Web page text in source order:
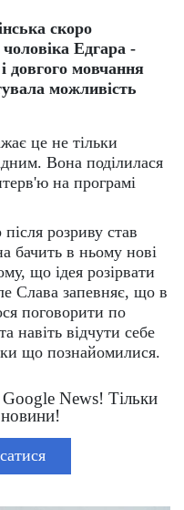
скоро
Едгара -
довгого мовчання
можливість
це не тільки
Вона поділилася
на програмі
розриву став
бачить в ньому нові
що ідея розірвати
Слава запевняє, що в
поговорити по
навіть відчути себе
що познайомилися.
News! Тільки
новини!